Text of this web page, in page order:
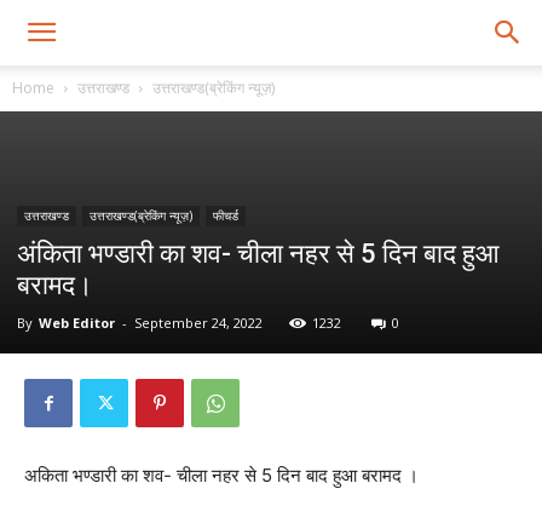
Home उत्तराखण्ड उत्तराखण्ड(ब्रेकिंग न्यूज़)
उत्तराखण्ड उत्तराखण्ड(ब्रेकिंग न्यूज़) फीचर्ड
अंकिता भण्डारी का शव- चीला नहर से 5 दिन बाद हुआ
बरामद।
By Web Editor - September 24, 2022 1232 0
अकिता भण्डारी का शव- चीला नहर से 5 दिन बाद हुआ बरामद ।